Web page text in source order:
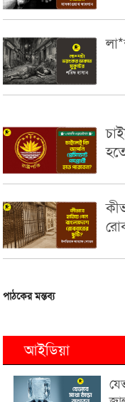
পাঠকের মন্তব্য
আইডিয়া